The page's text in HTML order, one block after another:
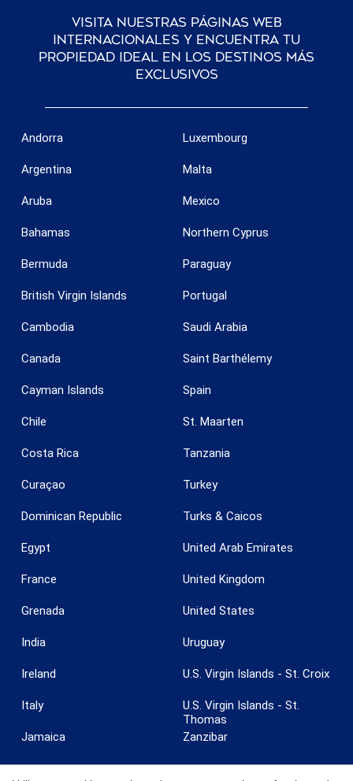
Visita nuestras páginas web
internacionales y encuentra tu
propiedad ideal en los destinos más
exclusivos
Andorra
Argentina
Aruba
Bahamas
Bermuda
British Virgin Islands
Cambodia
Canada
Cayman Islands
Chile
Costa Rica
Curaçao
Dominican Republic
Egypt
France
Grenada
India
Ireland
Italy
Jamaica
Luxembourg
Malta
Mexico
Northern Cyprus
Paraguay
Portugal
Saudi Arabia
Saint Barthélemy
Spain
St. Maarten
Tanzania
Turkey
Turks & Caicos
United Arab Emirates
United Kingdom
United States
Uruguay
U.S. Virgin Islands - St. Croix
U.S. Virgin Islands - St.
Thomas
Zanzibar
Aceptar todas